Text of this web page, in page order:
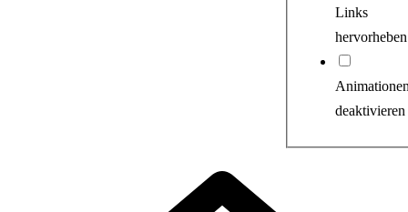
Links
hervorheben
deaktivieren